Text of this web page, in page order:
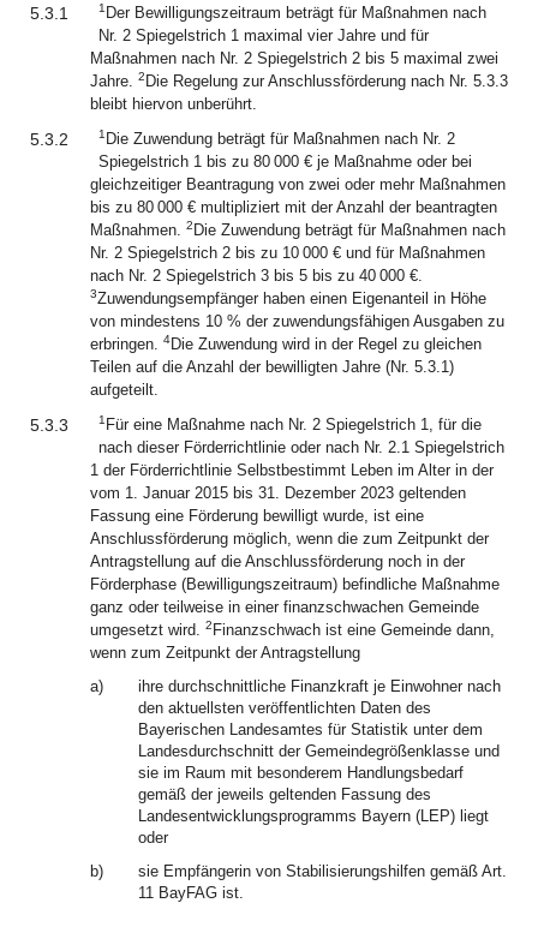
5.3.1
1 Der Bewilligungszeitraum beträgt für Maßnahmen nach
Nr. 2 Spiegelstrich 1 maximal vier Jahre und für
Maßnahmen nach Nr. 2 Spiegelstrich 2 bis 5 maximal zwei
Jahre. 2 Die Regelung zur Anschlussförderung nach Nr. 5.3.3
bleibt hiervon unberührt.
5.3.2 1 Die Zuwendung beträgt für Maßnahmen nach Nr. 2
Spiegelstrich 1 bis zu 80 000 € je Maßnahme oder bei
gleichzeitiger Beantragung von zwei oder mehr Maßnahmen
bis zu 80 000 € multipliziert mit der Anzahl der beantragten
Maßnahmen. 2 Die Zuwendung beträgt für Maßnahmen nach
Nr. 2 Spiegelstrich 2 bis zu 10 000 € und für Maßnahmen
nach Nr. 2 Spiegelstrich 3 bis 5 bis zu 40 000 €.
3Zuwendungsempfänger haben einen Eigenanteil in Höhe
von mindestens 10 % der zuwendungsfähigen Ausgaben zu
erbringen. 4Die Zuwendung wird in der Regel zu gleichen
Teilen auf die Anzahl der bewilligten Jahre (Nr. 5.3.1)
aufgeteilt.
5.3.3 1 Für eine Maßnahme nach Nr. 2 Spiegelstrich 1, für die
nach dieser Förderrichtlinie oder nach Nr. 2.1 Spiegelstrich
1 der Förderrichtlinie Selbstbestimmt Leben im Alter in der
vom 1. Januar 2015 bis 31. Dezember 2023 geltenden
Fassung eine Förderung bewilligt wurde, ist eine
Anschlussförderung möglich, wenn die zum Zeitpunkt der
Antragstellung auf die Anschlussförderung noch in der
Förderphase (Bewilligungszeitraum) befindliche Maßnahme
ganz oder teilweise in einer finanzschwachen Gemeinde
umgesetzt wird. 2 Finanzschwach ist eine Gemeinde dann,
wenn zum Zeitpunkt der Antragstellung
a)
ihre durchschnittliche Finanzkraft je Einwohner nach
den aktuellsten veröffentlichten Daten des
Bayerischen Landesamtes für Statistik unter dem
Landesdurchschnitt der Gemeindegrößenklasse und
sie im Raum mit besonderem Handlungsbedarf
gemäß der jeweils geltenden Fassung des
Landesentwicklungsprogramms Bayern (LEP) liegt
oder
b)
sie Empfängerin von Stabilisierungshilfen gemäß Art.
11 BayFAG ist.